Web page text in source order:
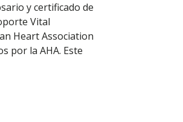
y certificado de
Vital
Heart Association
por la AHA. Este